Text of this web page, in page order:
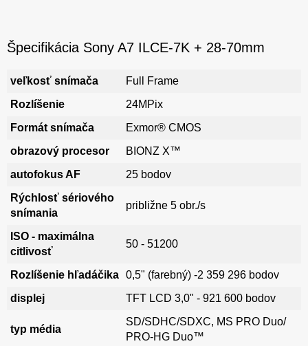
Špecifikácia Sony A7 ILCE-7K + 28-70mm
veľkosť snímača
Full Frame
Rozlíšenie
24MPix
Formát snímača
Exmor® CMOS
obrazový procesor
BIONZ X™
autofokus AF
25 bodov
Rýchlosť sériového
snímania
približne 5 obr./s
ISO - maximálna
citlivosť
50 - 51200
Rozlíšenie hľadáčika 0,5" (farebný) -2 359 296 bodov
displej
TFT LCD 3,0" - 921 600 bodov
typ média
SD/SDHC/SDXC, MS PRO Duo/
PRO-HG Duo™